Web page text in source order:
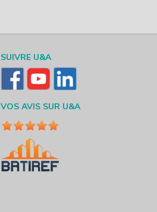
SUIVRE U&A
VOS AVIS SUR U&A